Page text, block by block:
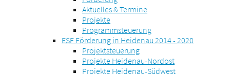
Aktuelles & Termine
Projekte
Programmsteuerung
ESF Förderung in Heidenau 2014 - 2020
Projektsteuerung
Projekte Heidenau-Nordost
Projekte Heidenau-Südwest